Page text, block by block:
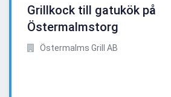
Grillkock till gatukök på
Östermalmstorg
Östermalms Grill AB